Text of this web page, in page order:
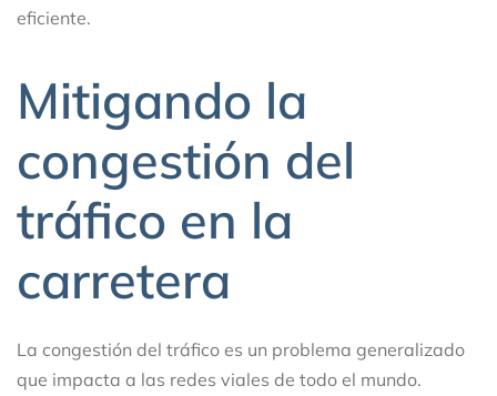
eficiente.
Mitigando la
congestión del
tráfico en la
carretera
La congestión del tráfico es un problema generalizado
que impacta a las redes viales de todo el mundo.